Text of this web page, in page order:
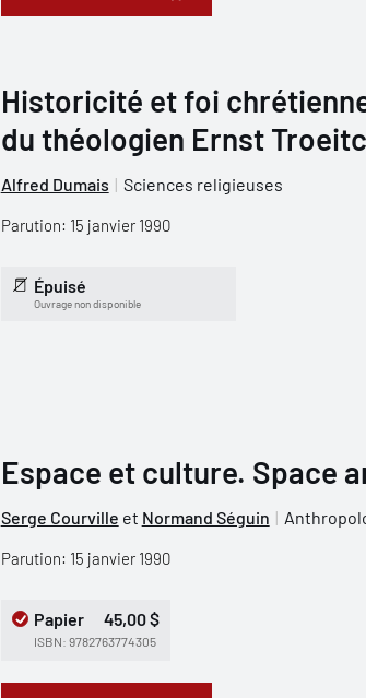
Historicité et foi
du théologien Ernst
Alfred Dumais Sciences religieuses
Parution: 15 janvier 1990
Épuisé
Ouvrage non disponible
Espace et culture. Space
Serge Courville et Normand Séguin
Parution: 15 janvier 1990
Papier 45,00 $
ISBN: 9782763774305